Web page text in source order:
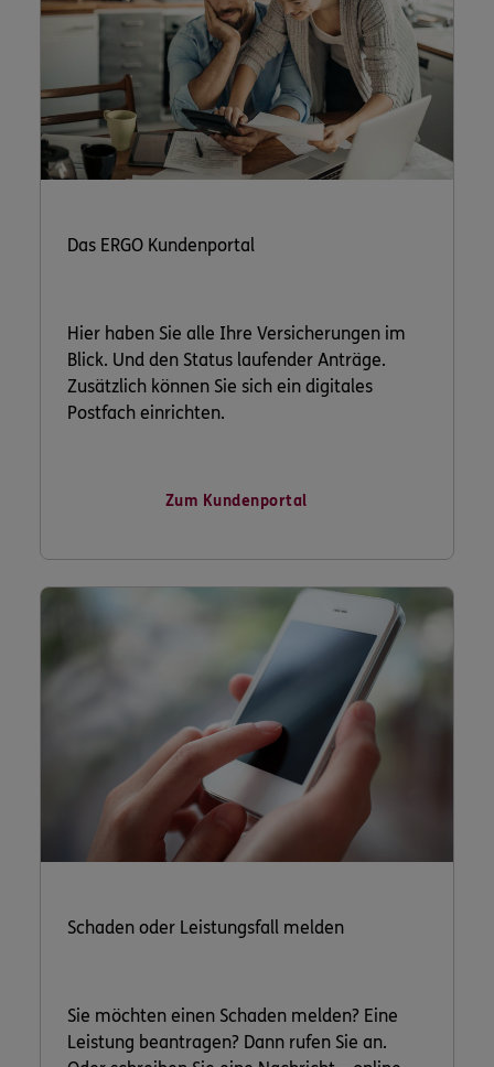
Das ERGO Kundenportal
Hier haben Sie alle Ihre Versicherungen im
Blick. Und den Status laufender Anträge.
Zusätzlich können Sie sich ein digitales
Postfach einrichten.
Zum Kundenportal
Schaden oder Leistungsfall melden
Sie möchten einen Schaden melden? Eine
Leistung beantragen? Dann rufen Sie an.